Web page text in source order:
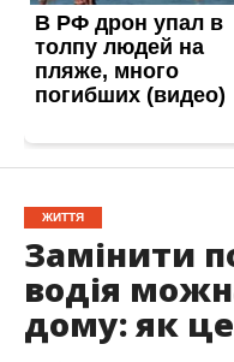
ЖИТТЯ
Замінити
водія
дому: як